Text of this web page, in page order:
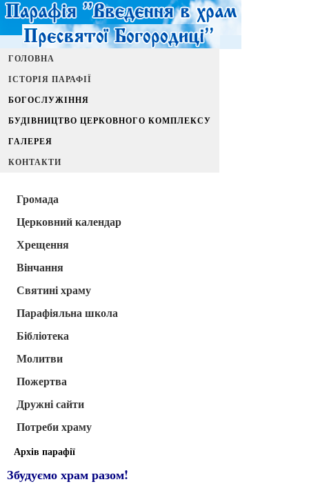
ГОЛОВНА
ІСТОРІЯ ПАРАФІЇ
БОГОСЛУЖІННЯ
БУДІВНИЦТВО ЦЕРКОВНОГО КОМПЛЕКСУ
ГАЛЕРЕЯ
КОНТАКТИ
Громада
Церковний календар
Хрещення
Вінчання
Святині храму
Парафіяльна школа
Бібліотека
Молитви
Пожертва
Дружні сайти
Потреби храму
Архів парафії
Збудуємо храм разом!